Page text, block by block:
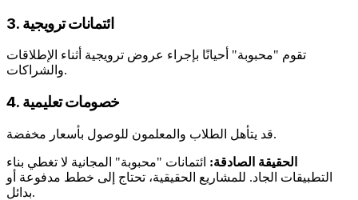
3. ائتمانات ترويجية
تقوم "محبوبة" أحيانًا بإجراء عروض ترويجية أثناء الإطلاقات
والشراكات.
4. خصومات تعليمية
قد يتأهل الطلاب والمعلمون للوصول بأسعار مخفضة.
الحقيقة الصادقة: ائتمانات "محبوبة" المجانية لا تغطي بناء
التطبيقات الجاد. للمشاريع الحقيقية، تحتاج إلى خطط مدفوعة أو
بدائل.